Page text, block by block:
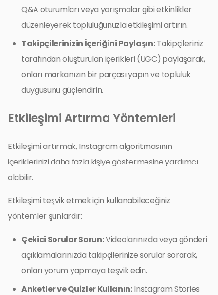
Q&A oturumları veya yarışmalar gibi etkinlikler
düzenleyerek topluluğunuzla etkileşimi artırın.
Takipçilerinizin İçeriğini Paylaşın:Takipçileriniz
tarafından oluşturulan içerikleri (UGC) paylaşarak,
onları markanızın bir parçası yapın ve topluluk
duygusunu güçlendirin.
Etkileşimi Artırma Yöntemleri
Etkileşimi artırmak, Instagram algoritmasının
içeriklerinizi daha fazla kişiye göstermesine yardımcı
olabilir.
Etkileşimi teşvik etmek için kullanabileceğiniz
yöntemler şunlardır:
Çekici Sorular Sorun:Videolarınızda veya gönderi
açıklamalarınızda takipçilerinize sorular sorarak,
onları yorum yapmaya teşvik edin.
Anketler ve Quizler Kullanın:Instagram Stories